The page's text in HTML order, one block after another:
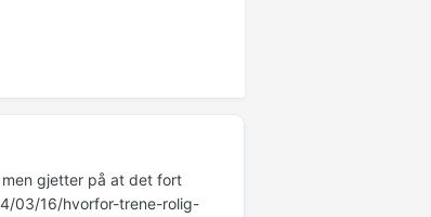
gjetter på at det fort
03/16/hvorfor-trene-rolig-